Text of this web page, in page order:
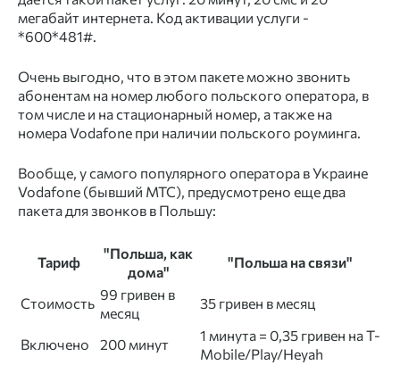
мегабайт интернета. Код активации услуги -
*600*481#.
Очень выгодно, что в этом пакете можно звонить
абонентам на номер любого польского оператора, в
том числе и на стационарный номер, а также на
номера Vodafone при наличии польского роуминга.
Вообще, у самого популярного оператора в Украине
Vodafone (бывший МТС), предусмотрено еще два
пакета для звонков в Польшу:
Тариф
"Польша, как
дома"
"Польша на связи"
Стоимость
99 гривен в
месяц
35 гривен в месяц
Включено 200 минут
1 минута = 0,35 гривен на T-
Mobile/Play/Heyah